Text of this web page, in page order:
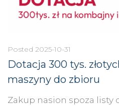
Posted 2025-10-31
Dotacja 300 tys.
maszyny do zbioru
Zakup nasion spoza listy